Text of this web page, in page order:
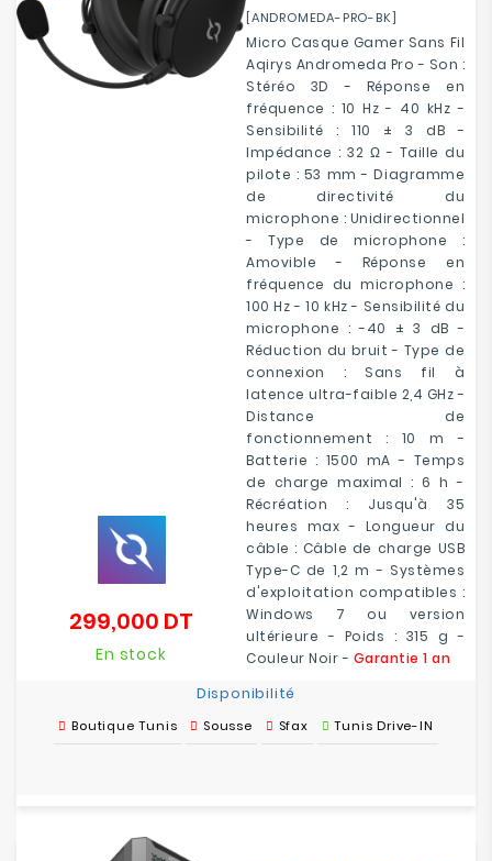
[ANDROMEDA-PRO-BK]
Micro Casque Gamer Sans Fil
Aqirys Andromeda Pro - Son :
Stéréo 3D - Réponse en
fréquence : 10 Hz - 40 kHz -
Sensibilité : 110 ± 3 dB -
Impédance : 32 Ω - Taille du
pilote : 53 mm - Diagramme
de directivité du
microphone : Unidirectionnel
- Type de microphone :
Amovible - Réponse en
fréquence du microphone :
100 Hz - 10 kHz - Sensibilité du
microphone : -40 ± 3 dB -
Réduction du bruit - Type de
connexion : Sans fil à
latence ultra-faible 2,4 GHz -
Distance de
fonctionnement : 10 m -
Batterie : 1500 mA - Temps
de charge maximal : 6 h -
Récréation : Jusqu'à 35
heures max - Longueur du
câble : Câble de charge USB
Type-C de 1,2 m - Systèmes
d'exploitation compatibles :
Windows 7 ou version
ultérieure - Poids : 315 g -
Couleur Noir - Garantie 1 an
299,000 DT
En stock
Disponibilité
Boutique Tunis Sousse Sfax Tunis Drive-IN